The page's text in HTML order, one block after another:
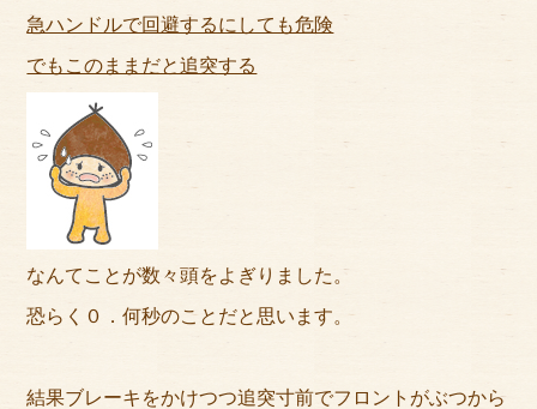
急ハンドルで回避するにしても危険
でもこのままだと追突する
なんてことが数々頭をよぎりました。
恐らく０．何秒のことだと思います。
結果ブレーキをかけつつ追突寸前でフロントがぶつから